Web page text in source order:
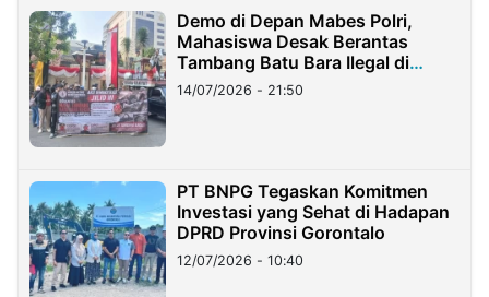
Demo di Depan Mabes Polri,
Mahasiswa Desak Berantas
Tambang Batu Bara Ilegal di
Lampung
14/07/2026 - 21:50
PT BNPG Tegaskan Komitmen
Investasi yang Sehat di Hadapan
DPRD Provinsi Gorontalo
12/07/2026 - 10:40